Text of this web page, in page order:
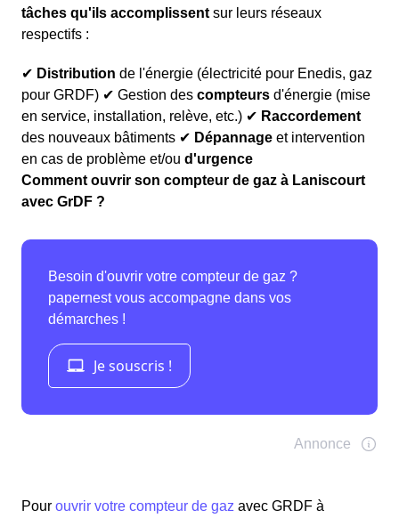
tâches qu'ils accomplissent sur leurs réseaux
respectifs :
✔ Distribution de l'énergie (électricité pour Enedis, gaz
pour GRDF) ✔ Gestion des compteurs d'énergie (mise
en service, installation, relève, etc.) ✔ Raccordement
des nouveaux bâtiments ✔ Dépannage et intervention
en cas de problème et/ou d'urgence
Comment ouvrir son compteur de gaz à Laniscourt
avec GrDF ?
Pour ouvrir votre compteur de gaz avec GRDF à